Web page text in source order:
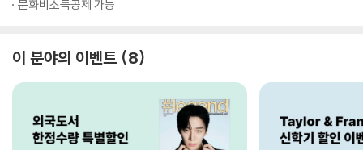
문화비소득공제 가능
이 분야의 이벤트 8